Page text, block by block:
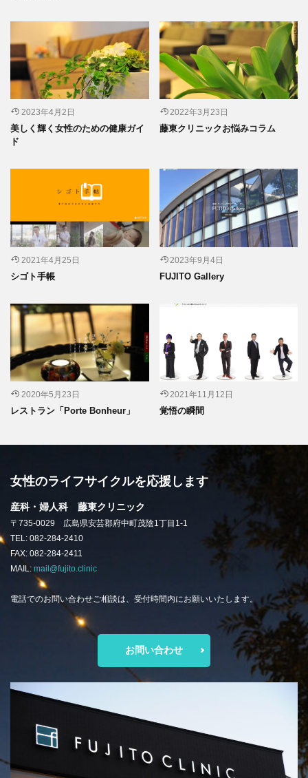
2023年4月2日
美しく輝く女性のための健康ガイ
ド
2022年3月23日
藤東クリニックお悩みコラム
2021年4月25日
シゴト手帳
2023年9月4日
FUJITO Gallery
2020年5月23日
レストラン「Porte Bonheur」
2021年11月12日
覚悟の瞬間
女性のライフサイクルを応援します
産科・婦人科 藤東クリニック
〒735-0029 広島県安芸郡府中町茂陰1丁目1-1
TEL: 082-284-2410
FAX: 082-284-2411
MAIL: mail@fujito.clinic
電話でのお問い合わせご相談は、受付時間内にお願いいたします。
お問い合わせ